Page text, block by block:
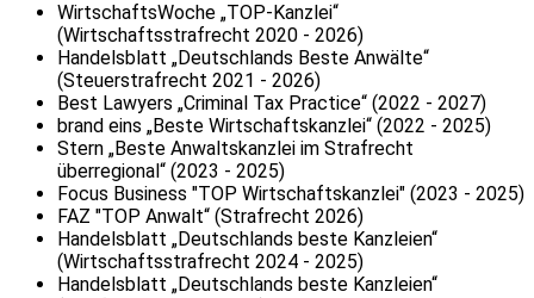
WirtschaftsWoche „TOP-Kanzlei“
(Wirtschaftsstrafrecht 2020 - 2026)
Handelsblatt „Deutschlands Beste Anwälte“
(Steuerstrafrecht 2021 - 2026)
Best Lawyers „Criminal Tax Practice“ (2022 - 2027)
brand eins „Beste Wirtschaftskanzlei“ (2022 - 2025)
Stern „Beste Anwaltskanzlei im Strafrecht
überregional“ (2023 - 2025)
Focus Business "TOP Wirtschaftskanzlei" (2023 - 2025)
FAZ "TOP Anwalt“ (Strafrecht 2026)
Handelsblatt „Deutschlands beste Kanzleien“
(Wirtschaftsstrafrecht 2024 - 2025)
Handelsblatt „Deutschlands beste Kanzleien“